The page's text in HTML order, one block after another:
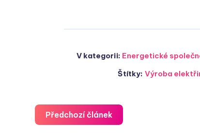
V kategorii: Energetické
Štítky: Výroba
Předchozí článek